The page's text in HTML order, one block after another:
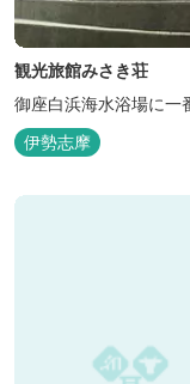
観光旅館みさき荘
御座白浜海水浴場に一
伊勢志摩